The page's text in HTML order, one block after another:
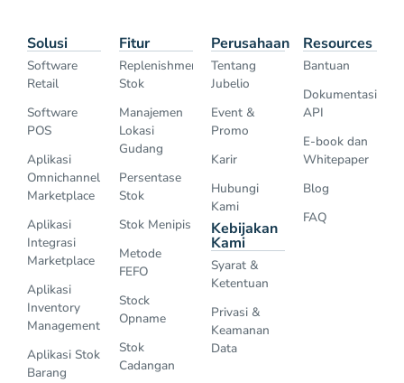
Solusi
Software
Retail
Software
POS
Aplikasi
Omnichannel
Marketplace
Aplikasi
Integrasi
Marketplace
Aplikasi
Inventory
Management
Aplikasi Stok
Barang
Fitur
Replenishment
Stok
Manajemen
Lokasi
Gudang
Persentase
Stok
Stok Menipis
Metode
FEFO
Stock
Opname
Stok
Cadangan
Perusahaan
Tentang
Jubelio
Event &
Promo
Karir
Hubungi
Kami
Kebijakan
Kami
Syarat &
Ketentuan
Privasi &
Keamanan
Data
Resources
Bantuan
Dokumentasi
API
E-book dan
Whitepaper
Blog
FAQ